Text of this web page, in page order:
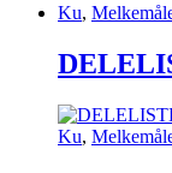
Ku,
Ku,